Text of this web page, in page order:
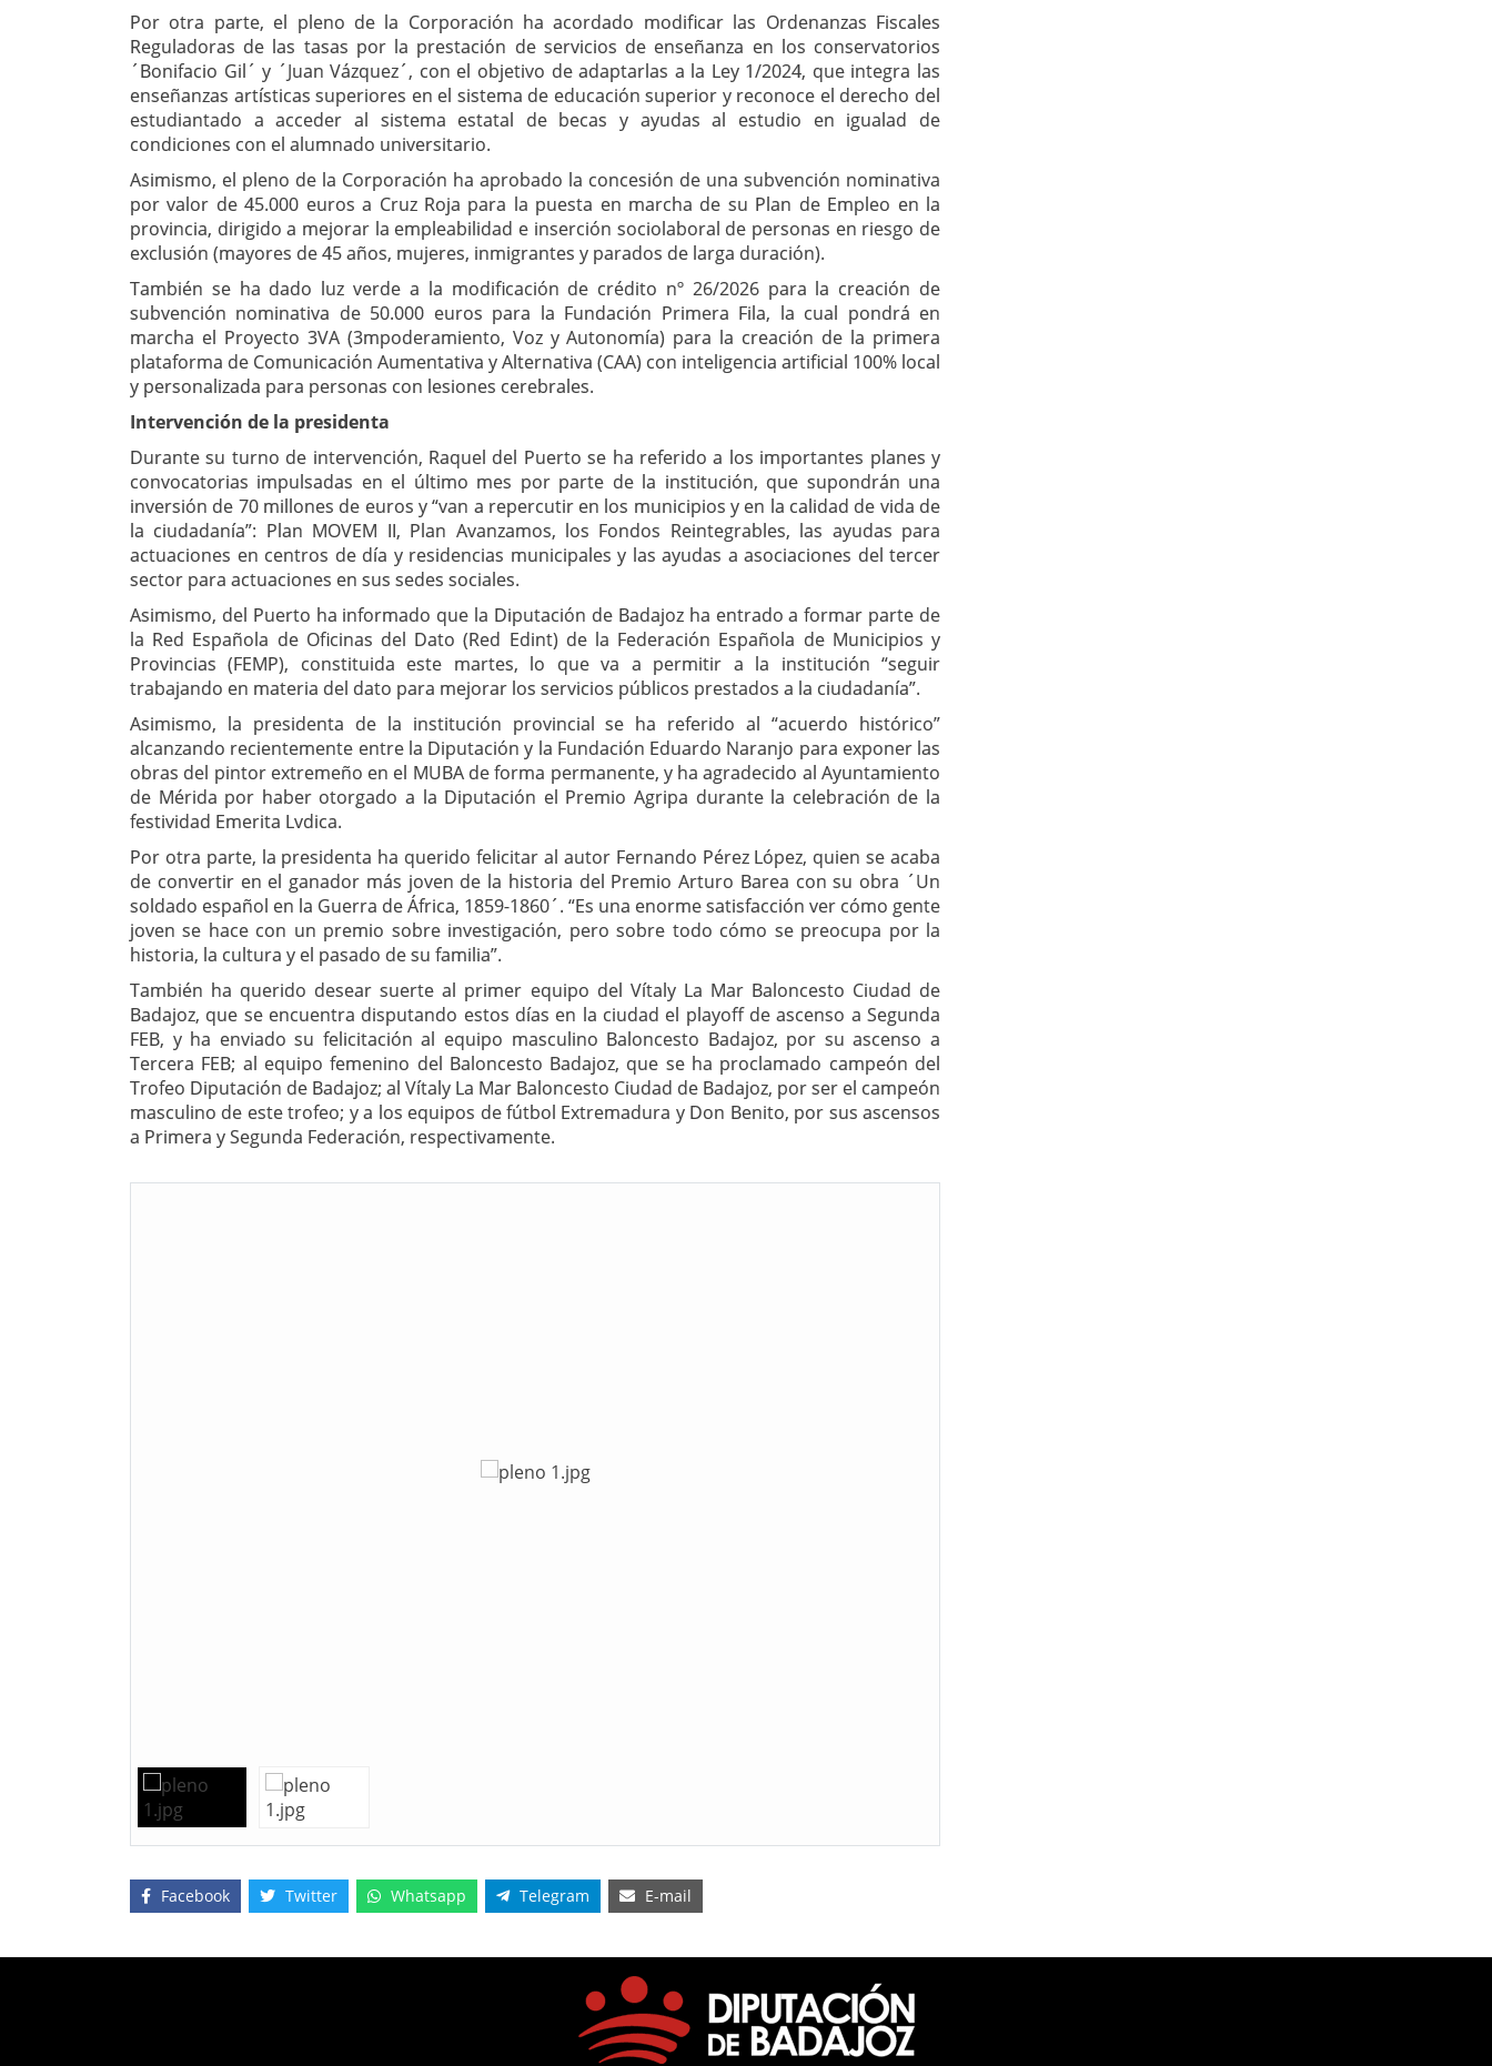
Por otra parte, el pleno de la Corporación ha acordado modificar las Ordenanzas Fiscales
Reguladoras de las tasas por la prestación de servicios de enseñanza en los conservatorios
´Bonifacio Gil´ y ´Juan Vázquez´, con el objetivo de adaptarlas a la Ley 1/2024, que integra las
enseñanzas artísticas superiores en el sistema de educación superior y reconoce el derecho del
estudiantado a acceder al sistema estatal de becas y ayudas al estudio en igualad de
condiciones con el alumnado universitario.
Asimismo, el pleno de la Corporación ha aprobado la concesión de una subvención nominativa
por valor de 45.000 euros a Cruz Roja para la puesta en marcha de su Plan de Empleo en la
provincia, dirigido a mejorar la empleabilidad e inserción sociolaboral de personas en riesgo de
exclusión (mayores de 45 años, mujeres, inmigrantes y parados de larga duración).
También se ha dado luz verde a la modificación de crédito nº 26/2026 para la creación de
subvención nominativa de 50.000 euros para la Fundación Primera Fila, la cual pondrá en
marcha el Proyecto 3VA (3mpoderamiento, Voz y Autonomía) para la creación de la primera
plataforma de Comunicación Aumentativa y Alternativa (CAA) con inteligencia artificial 100% local
y personalizada para personas con lesiones cerebrales.
Intervención de la presidenta
Durante su turno de intervención, Raquel del Puerto se ha referido a los importantes planes y
convocatorias impulsadas en el último mes por parte de la institución, que supondrán una
inversión de 70 millones de euros y “van a repercutir en los municipios y en la calidad de vida de
la ciudadanía”: Plan MOVEM II, Plan Avanzamos, los Fondos Reintegrables, las ayudas para
actuaciones en centros de día y residencias municipales y las ayudas a asociaciones del tercer
sector para actuaciones en sus sedes sociales.
Asimismo, del Puerto ha informado que la Diputación de Badajoz ha entrado a formar parte de
la Red Española de Oficinas del Dato (Red Edint) de la Federación Española de Municipios y
Provincias (FEMP), constituida este martes, lo que va a permitir a la institución “seguir
trabajando en materia del dato para mejorar los servicios públicos prestados a la ciudadanía”.
Asimismo, la presidenta de la institución provincial se ha referido al “acuerdo histórico”
alcanzando recientemente entre la Diputación y la Fundación Eduardo Naranjo para exponer las
obras del pintor extremeño en el MUBA de forma permanente, y ha agradecido al Ayuntamiento
de Mérida por haber otorgado a la Diputación el Premio Agripa durante la celebración de la
festividad Emerita Lvdica.
Por otra parte, la presidenta ha querido felicitar al autor Fernando Pérez López, quien se acaba
de convertir en el ganador más joven de la historia del Premio Arturo Barea con su obra ´Un
soldado español en la Guerra de África, 1859-1860´. “Es una enorme satisfacción ver cómo gente
joven se hace con un premio sobre investigación, pero sobre todo cómo se preocupa por la
historia, la cultura y el pasado de su familia”.
También ha querido desear suerte al primer equipo del Vítaly La Mar Baloncesto Ciudad de
Badajoz, que se encuentra disputando estos días en la ciudad el playoff de ascenso a Segunda
FEB, y ha enviado su felicitación al equipo masculino Baloncesto Badajoz, por su ascenso a
Tercera FEB; al equipo femenino del Baloncesto Badajoz, que se ha proclamado campeón del
Trofeo Diputación de Badajoz; al Vítaly La Mar Baloncesto Ciudad de Badajoz, por ser el campeón
masculino de este trofeo; y a los equipos de fútbol Extremadura y Don Benito, por sus ascensos
a Primera y Segunda Federación, respectivamente.
Facebook Twitter Whatsapp Telegram E-mail